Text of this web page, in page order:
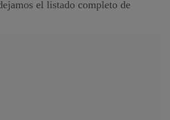
el listado completo de